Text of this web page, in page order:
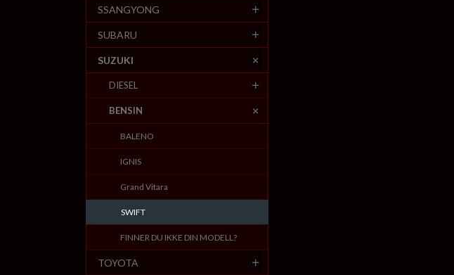
SSANGYONG
SUBARU
SUZUKI
DIESEL
BENSIN
BALENO
IGNIS
Grand Vitara
SWIFT
FINNER DU IKKE DIN MODELL?
TOYOTA